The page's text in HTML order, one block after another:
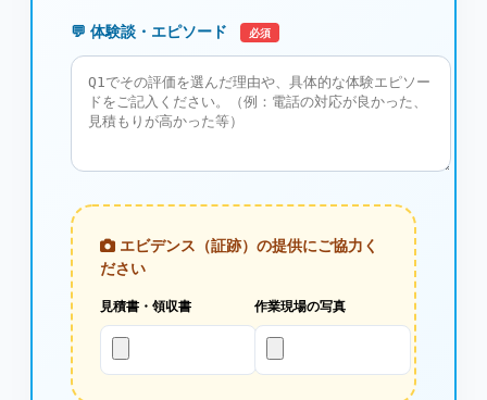
💬 体験談・エピソード 必須
エビデンス（証跡）の提供にご協力く
ださい
見積書・領収書 作業現場の写真